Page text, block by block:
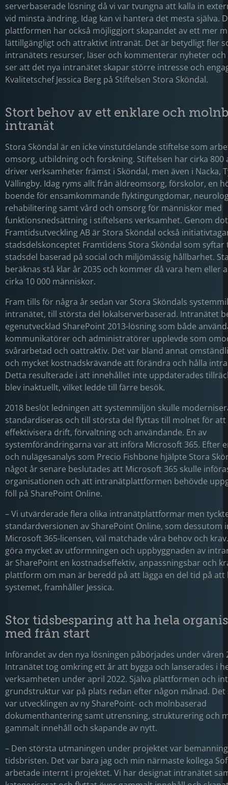
serverbaserade lösning då vi var tvungna att kalla in
vid minsta ändring. Idag kan vi hantera det mesta själva.
plattformen har också möjliggjort skapandet av ett mer
lättillgängligt och attraktivt intranät. Det är betydligt fler
intranätets resurser, läser och kommenterar nyheter och
ser att det nya intranätet skapar större intresse och
Kvalitetschef Jessica Berg på Stiftelsen Stora Sköndal.
Stort behov av ett enklare och
intranät
Stora Sköndal är en icke vinstutdelande stiftelse som
omsorg, utbildning och forskning. Stiftelsen har cirka 800
driver verksamheter främst i Sköndal, men även i Nacka,
Vällingby. Idag ryms allt från äldreomsorg, förskolor, en
boende för ensamkommande flyktingungdomar,
rehabilitering samt vård och omsorg för människor med
funktionsnedsättning i stiftelsens verksamhet. Genom
Framtidsutveckling AB är Stora Sköndal också
stadsdelskonceptet Framtidens Stora Sköndal som syftar
stadsdel baserad på social och miljömässig hållbarhet.
beräknas stå klar år 2035 och kommer då vara hem eller
cirka 10 000 människor.
Fram tills för några år sedan var Stora Sköndals
intranätet, till största del lokalserverbaserad. Intranätet
egenutvecklad SharePoint 2013-lösning som både
kommunikatörer och administratörer upplevde som
svårarbetad och oattraktiv. Det var bland annat
och mycket kostnadskrävande att förändra och hålla
Detta resulterade i att innehållet inte uppdaterades
blev inaktuellt, vilket ledde till färre besök.
2018 beslöt ledningen att systemmiljön skulle
standardiseras och till största del flyttas till molnet för
effektivisera drift, förvaltning och användande. En av
systemförändringarna var att införa Microsoft 365. Efter
och nulägesanalys som Precio Fishbone hjälpte Stora
något år senare beslutades att Microsoft 365 skulle
organisationen och att intranätplattformen behövde
föll på SharePoint Online.
– Vi utvärderade flera olika intranätplattformar men
standardversionen av SharePoint Online, som dessutom
Microsoft 365-licensen, väl matchade våra behov och
göra mycket av utformningen och uppbyggnaden av
är SharePoint en kostnadseffektiv, anpassningsbar och
plattform om man är beredd på att lägga en del tid på att
systemet, framhåller Jessica.
Stor tidsbesparing att ha hela
med från start
Införandet av den nya lösningen påbörjades under våren
Intranätet tog omkring ett år att bygga och lanserades i
verksamheten under april 2022. Själva plattformen och
grundstruktur var på plats redan efter någon månad.
var utvecklingen av ny SharePoint- och molnbaserad
dokumenthantering samt utrensning, strukturering och
gammalt innehåll och skapande av nytt.
– Den största utmaningen under projektet var
tidsbristen. Det var bara jag och min närmaste kollega
arbetade internt i projektet. Vi har designat intranätet